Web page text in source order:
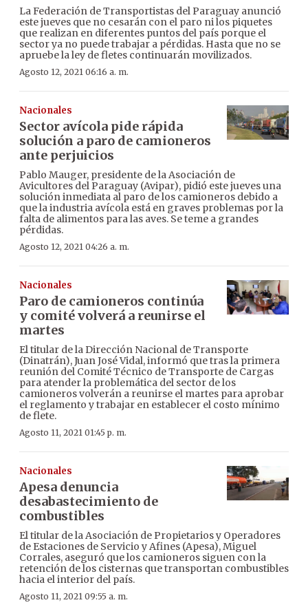
La Federación de Transportistas del Paraguay anunció
este jueves que no cesarán con el paro ni los piquetes
que realizan en diferentes puntos del país porque el
sector ya no puede trabajar a pérdidas. Hasta que no se
apruebe la ley de fletes continuarán movilizados.
Agosto 12, 2021 06:16 a. m.
Nacionales
Sector avícola pide rápida
solución a paro de camioneros
ante perjuicios
Pablo Mauger, presidente de la Asociación de
Avicultores del Paraguay (Avipar), pidió este jueves una
solución inmediata al paro de los camioneros debido a
que la industria avícola está en graves problemas por la
falta de alimentos para las aves. Se teme a grandes
pérdidas.
Agosto 12, 2021 04:26 a. m.
Nacionales
Paro de camioneros continúa
y comité volverá a reunirse el
martes
El titular de la Dirección Nacional de Transporte
(Dinatrán), Juan José Vidal, informó que tras la primera
reunión del Comité Técnico de Transporte de Cargas
para atender la problemática del sector de los
camioneros volverán a reunirse el martes para aprobar
el reglamento y trabajar en establecer el costo mínimo
de flete.
Agosto 11, 2021 01:45 p. m.
Nacionales
Apesa denuncia
desabastecimiento de
combustibles
El titular de la Asociación de Propietarios y Operadores
de Estaciones de Servicio y Afines (Apesa), Miguel
Corrales, aseguró que los camioneros siguen con la
retención de los cisternas que transportan combustibles
hacia el interior del país.
Agosto 11, 2021 09:55 a. m.